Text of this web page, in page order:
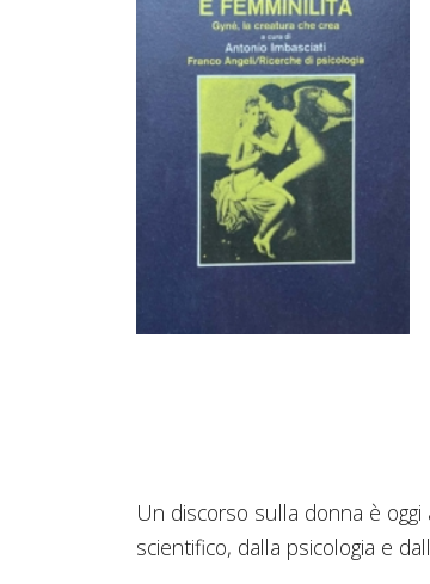
Un discorso sulla donna è oggi
scientifico, dalla psicologia e